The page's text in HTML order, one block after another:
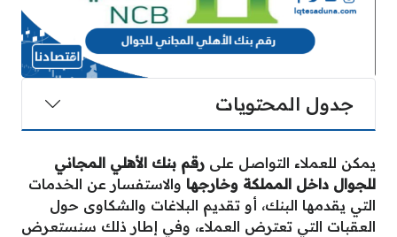
جدول المحتويات
يمكن للعملاء التواصل على رقم بنك الأهلي المجاني
للجوال داخل المملكة وخارجها والاستفسار عن الخدمات
التي يقدمها البنك، أو تقديم البلاغات والشكاوى حول
العقبات التي تعترض العملاء، وفي إطار ذلك سنستعرض